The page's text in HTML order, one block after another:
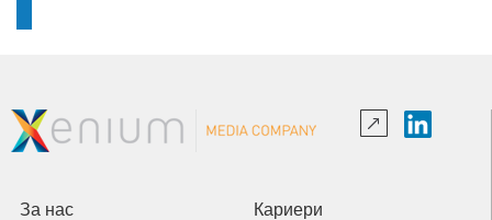
За нас Кариери